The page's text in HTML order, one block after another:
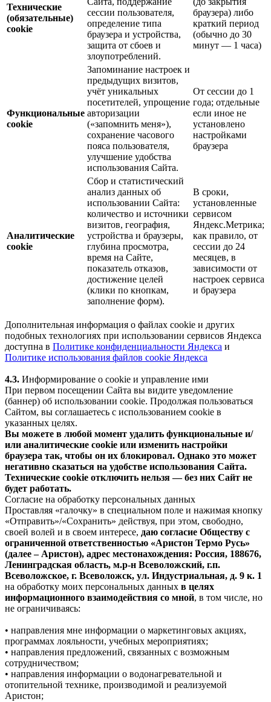
Технические
(обязательные)
cookie
сессии пользователя,
определение типа
браузера и устройства,
защита от сбоев и
злоупотреблений.
браузера) либо
краткий период
(обычно до 30
минут — 1 часа)
Функциональные
cookie
Запоминание настроек и
предыдущих визитов,
учёт уникальных
посетителей, упрощение
авторизации
(«запомнить меня»),
сохранение часового
пояса пользователя,
улучшение удобства
использования Сайта.
От сессии до 1
года; отдельные
если иное не
установлено
настройками
браузера
Аналитические
cookie
Сбор и статистический
анализ данных об
использовании Сайта:
количество и источники
визитов, география,
устройства и браузеры,
глубина просмотра,
время на Сайте,
показатель отказов,
достижение целей
(клики по кнопкам,
заполнение форм).
В сроки,
установленные
сервисом
Яндекс.Метрика;
как правило, от
сессии до 24
месяцев, в
зависимости от
настроек сервиса
и браузера
Дополнительная информация о файлах cookie и других
подобных технологиях при использовании сервисов Яндекса
доступна в Политике конфиденциальности Яндекса и
Политике использования файлов cookie Яндекса
4.3. Информирование о cookie и управление ими
При первом посещении Сайта вы видите уведомление
(баннер) об использовании cookie. Продолжая пользоваться
Сайтом, вы соглашаетесь с использованием cookie в
указанных целях.
Вы можете в любой момент удалить функциональные и/
или аналитические cookie или изменить настройки
браузера так, чтобы он их блокировал. Однако это может
негативно сказаться на удобстве использования Сайта.
Технические cookie отключить нельзя — без них Сайт не
будет работать.
Согласие на обработку персональных данных
Проставляя «галочку» в специальном поле и нажимая кнопку
«Отправить»/«Сохранить» действуя, при этом, свободно,
своей волей и в своем интересе, даю согласие Обществу с
ограниченной ответственностью «Аристон Термо Русь»
(далее – Аристон), адрес местонахождения: Россия, 188676,
Ленинградская область, м.р-н Всеволожский, г.п.
Всеволожское, г. Всеволожск, ул. Индустриальная, д. 9 к. 1
на обработку моих персональных данных в целях
информационного взаимодействия со мной, в том числе, но
не ограничиваясь:
• направления мне информации о маркетинговых акциях,
программах лояльности, учебных мероприятиях;
• направления предложений, связанных с возможным
сотрудничеством;
• направления информации о водонагревательной и
отопительной технике, производимой и реализуемой
Аристон;